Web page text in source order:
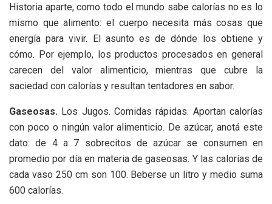
Historia aparte, como todo el mundo sabe calorías no es lo
mismo que alimento: el cuerpo necesita más cosas que
energía para vivir. El asunto es de dónde los obtiene y
cómo. Por ejemplo, los productos procesados en general
carecen del valor alimenticio, mientras que cubre la
saciedad con calorías y resultan tentadores en sabor.
Gaseosas. Los Jugos. Comidas rápidas. Aportan calorías
con poco o ningún valor alimenticio. De azúcar, anotá este
dato: de 4 a 7 sobrecitos de azúcar se consumen en
promedio por día en materia de gaseosas. Y las calorías de
cada vaso 250 cm son 100. Beberse un litro y medio suma
600 calorías.